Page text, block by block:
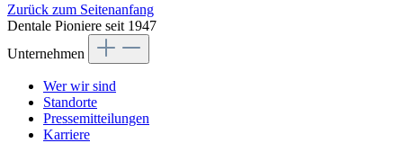
Zurück zum Seitenanfang
Dentale Pioniere seit 1947
Unternehmen
Wer wir sind
Standorte
Pressemitteilungen
Karriere